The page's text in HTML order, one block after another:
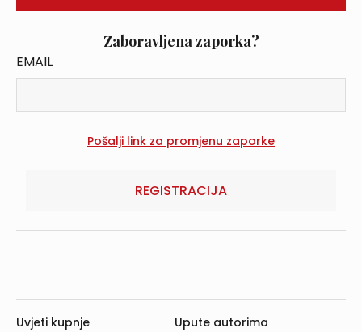
Zaboravljena zaporka?
EMAIL
REGISTRACIJA
Uvjeti kupnje
Upute autorima